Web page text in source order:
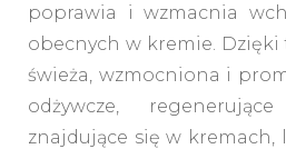
poprawia i wzmacnia
obecnych w kremie. Dzięki
świeża, wzmocniona i
odżywcze,
znajdujące się w kremach,